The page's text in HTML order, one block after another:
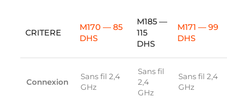
CRITERE
M170 — 85
DHS
M185 —
115
DHS
M171 — 99
DHS
Connexion
Sans fil 2,4
GHz
Sans fil
2,4
GHz
Sans fil 2,4
GHz